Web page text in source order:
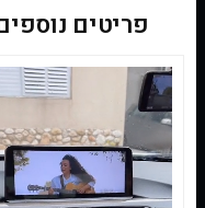
פריטים